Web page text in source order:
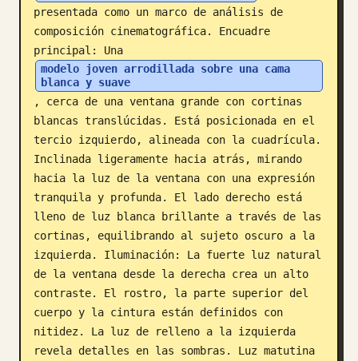
presentada como un marco de análisis de
composición cinematográfica. Encuadre
principal: Una
modelo joven arrodillada sobre una cama
blanca y suave
, cerca de una ventana grande con cortinas
blancas translúcidas. Está posicionada en el
tercio izquierdo, alineada con la cuadrícula.
Inclinada ligeramente hacia atrás, mirando
hacia la luz de la ventana con una expresión
tranquila y profunda. El lado derecho está
lleno de luz blanca brillante a través de las
cortinas, equilibrando al sujeto oscuro a la
izquierda. Iluminación: La fuerte luz natural
de la ventana desde la derecha crea un alto
contraste. El rostro, la parte superior del
cuerpo y la cintura están definidos con
nitidez. La luz de relleno a la izquierda
revela detalles en las sombras. Luz matutina